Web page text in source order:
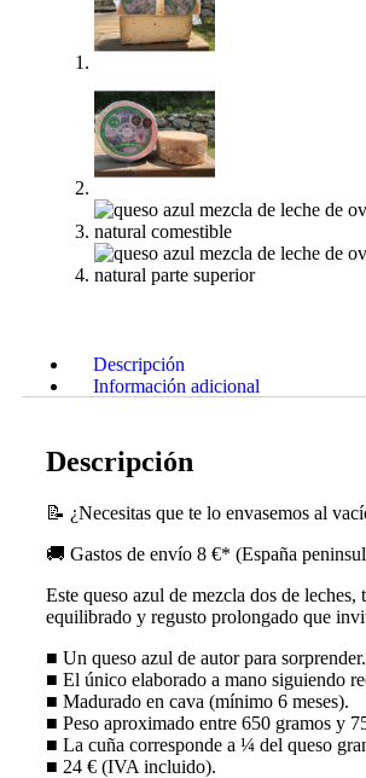
Descripción
Información adicional
Descripción
📝 ¿Necesitas que te lo envasemos al
🚚 Gastos de envío 8 €* (España
Este queso azul de mezcla dos de
equilibrado y regusto prolongado que
■ Un queso azul de autor para sorprender.
■ El único elaborado a mano siguiendo
■ Madurado en cava (mínimo 6 meses).
■ Peso aproximado entre 650 gramos y
■ La cuña corresponde a ¼ del queso
■ 24 € (IVA incluido).